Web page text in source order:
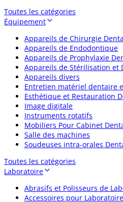
Toutes les catégories
Équipement
Appareils de Chirurgie
Appareils de Endodontique
Appareils de Prophylaxie
Appareils de Stérilisation et
Appareils divers
Entretien matériel dentaire
Esthétique et Restauration
Image digitale
Instruments rotatifs
Mobiliers Pour Cabinet
Salle des machines
Soudeuses intra-orales
Toutes les catégories
Laboratoire
Abrasifs et Polisseurs de
Accessoires pour